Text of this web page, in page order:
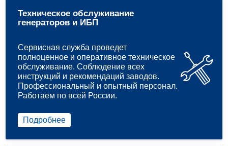
Техническое обслуживание
генераторов и ИБП
Сервисная служба проведет
полноценное и оперативное техническое
обслуживание. Соблюдение всех
инструкций и рекомендаций заводов.
Профессиональный и опытный персонал.
Работаем по всей России.
Подробнее